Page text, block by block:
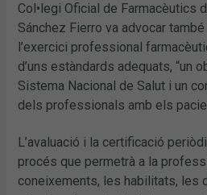
Col•legi Oficial de Farmacèutics
Sánchez Fierro va advocar
l’exercici professional
d’uns estàndards adequats, “un
Sistema Nacional de Salut i un
dels professionals amb els
L’avaluació i la certificació
procés que permetrà a la
coneixements, les habilitats, les